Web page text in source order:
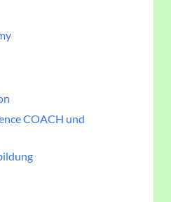
COACH und